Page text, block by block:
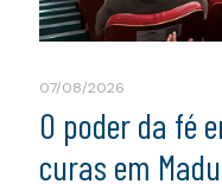
07/08/2026
O poder da fé
curas em